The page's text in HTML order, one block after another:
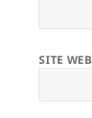
SITE WEB